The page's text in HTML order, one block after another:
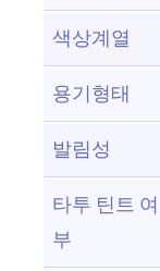
색상계열
용기형태
발림성
타투 틴트 여
부